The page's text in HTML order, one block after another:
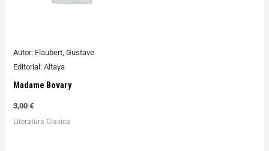
Autor: Flaubert, Gustave
Editorial: Altaya
Madame Bovary
3,00€
Literatura Clasica